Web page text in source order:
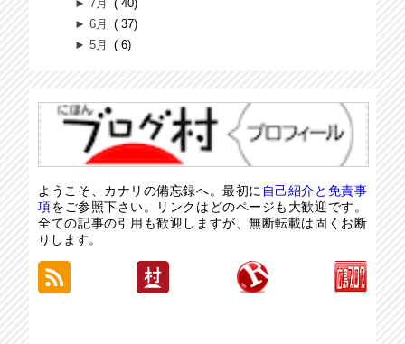
►7月
40
►6月
37
►5月 6
ようこそ、カナリの備忘録へ。最初に 自己紹介と免責事
項をご参照下さい。リンクはどのページも大歓迎です。
全ての記事の引用も歓迎しますが、無断転載は固くお断
りします。